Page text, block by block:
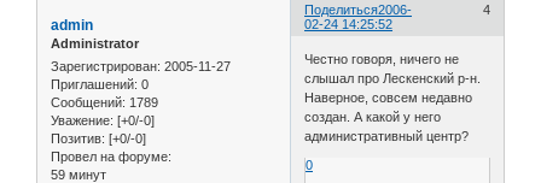
Поделиться 4
2006-
02-24 14:25:52
admin
Administrator
Зарегистрирован: 2005-11-27
Приглашений: 0
Сообщений: 1789
Уважение: [+0/-0]
Позитив: [+0/-0]
Провел на форуме:
59 минут
Честно говоря, ничего не
слышал про Лескенский р-н.
Наверное, совсем недавно
создан. А какой у него
административный центр?
0